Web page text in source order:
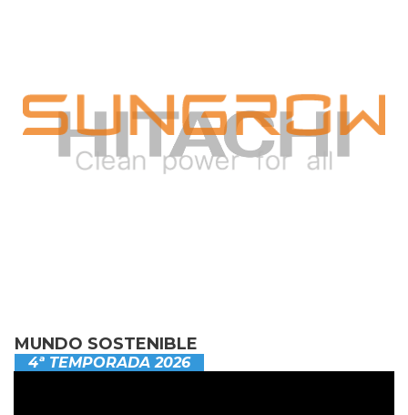
MUNDO SOSTENIBLE
4ª TEMPORADA 2026